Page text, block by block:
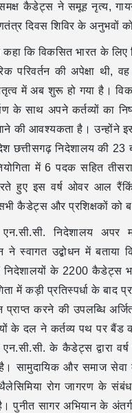
कैडेट्स ने समूह नृत्य,
दिवस शिविर के अनुभवों
कहा कि विकसित भारत के लिए
परिवर्तन की अपेक्षा थी, वह
में अब शुरू हो गया है।
के साथ अपने कर्तव्यों का
की आवश्यकता है। उन्होंने
छत्तीसगढ़ निदेशालय की 23
में 6 पदक सहित
हुए इस वर्ष ओवर आल
कैडेट्स और प्रशिक्षकों को
एन.सी.सी. निदेशालय अपर
स्वागत उद्बोधन में बताया
के 2200 कैडेट्स
में कड़ी प्रतिस्पर्धा के
करने की उपलब्धि
के दल ने कर्तव्य पथ पर बैंड
के कैडेट्स द्वारा
है। सामुदायिक और समाज
रोग जागरण के
पुनीत सागर अभियान के